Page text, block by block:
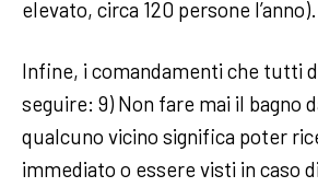
elevato, circa 120 persone l’anno).
Infine, i comandamenti che tutti
seguire: 9) Non fare mai il bagno
qualcuno vicino significa poter
immediato o essere visti in caso